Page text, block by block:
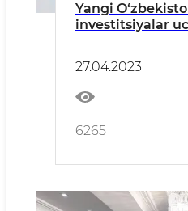
Yangi
investitsiyalar
27.04.2023
6265